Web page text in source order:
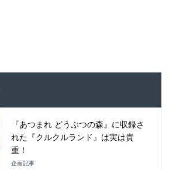
『あつまれ どうぶつの森』に収録さ
れた『クルクルランド』は実は貴
重！
企画記事